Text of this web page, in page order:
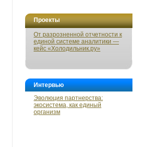
Проекты
От разрозненной отчетности к
единой системе аналитики —
кейс «Холодильник.ру»
Интервью
Эволюция партнерства:
экосистема, как единый
организм